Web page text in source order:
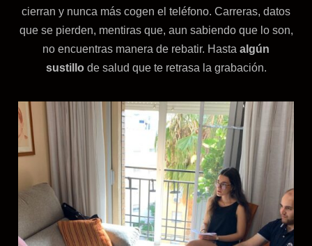
cierran y nunca más cogen el teléfono. Carreras, datos
que se pierden, mentiras que, aun sabiendo que lo son,
no encuentras manera de rebatir. Hasta algún
sustillode salud que te retrasa la grabación.